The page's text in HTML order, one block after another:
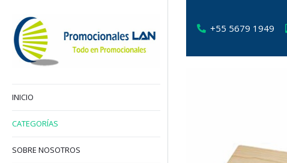
+55 5679 1949
INICIO
CATEGORÍAS
SOBRE NOSOTROS